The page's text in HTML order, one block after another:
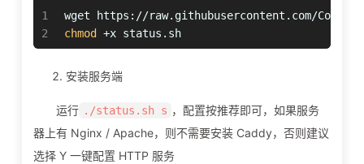
1
2
wget https://raw.githubusercontent.com/
chmod
+x status.sh
安装服务端
运行 ./status.sh s ，配置按推荐即可，如果服务
器上有 Nginx / Apache，则不需要安装 Caddy，否则建议
选择 Y 一键配置 HTTP 服务